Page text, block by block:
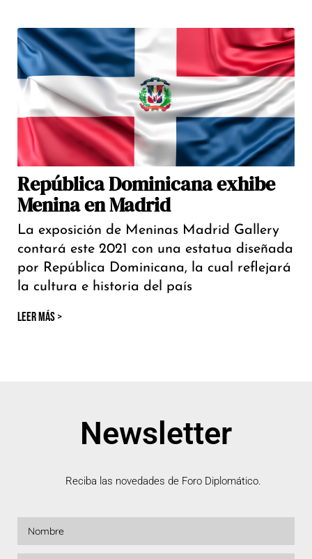
República Dominicana exhibe
Menina en Madrid
La exposición de Meninas Madrid Gallery
contará este 2021 con una estatua diseñada
por República Dominicana, la cual reflejará
la cultura e historia del país
LEER MÁS >
Newsletter
Reciba las novedades de Foro Diplomático.